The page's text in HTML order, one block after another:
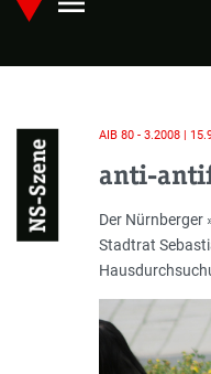
Skip
main
NS-Szene
AIB 80 - 3.2008 |
anti-
Einleitung
Der Nürnberger
Stadtrat